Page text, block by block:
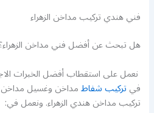
فني هندي تركيب مداخن الزهراء
هل تبحث عن أفضل فني مداخن
نعمل على استقطاب أفضل الخبرات
فيتركيب شفاطمداخن وغسيل
تركيب مداخن هندي الزهراء. ونعمل في: